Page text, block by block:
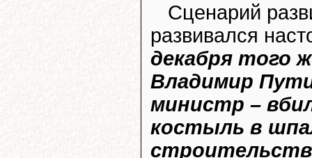
Сценарий
развивался
декабря того
Владимир
министр –
костыль в